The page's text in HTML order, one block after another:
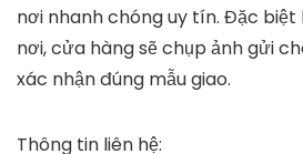
nơi nhanh chóng uy tín. Đặc biệt
nơi, cửa hàng sẽ chụp ảnh gửi
xác nhận đúng mẫu giao.
Thông tin liên hệ: